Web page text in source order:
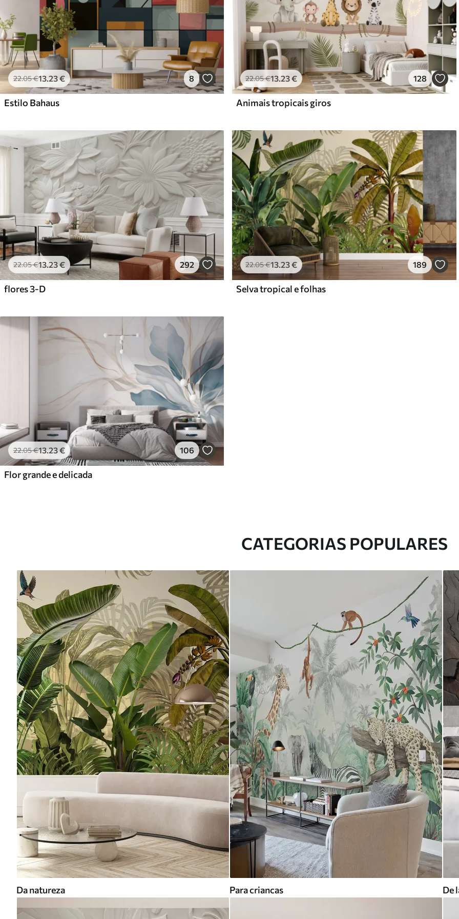
22.05€13.23€ 8
Estilo Bahaus
22.05€13.23€ 128
Animais tropicais giros
22.05€13.23€ 292
flores 3-D
22.05€13 .23€ 189
Selva tropical e folhas
22.05€13.23€ 106
Flor grande e delicada
CATEGORIAS POPULARES
Da natureza Para criancas De